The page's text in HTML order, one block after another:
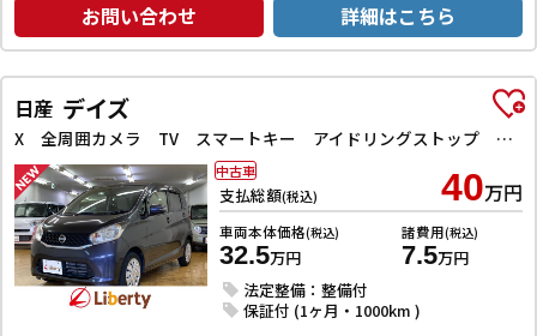
お問い合わせ 詳細はこちら
日産 デイズ
X 全周囲カメラ TV スマートキー アイドリングストップ 電動格納ミラー ベンチシート CVT 盗難防止システム ABS ミュージックプレイヤー接続可 衝突安全ボディ エアコン パワーステアリング
支払総額(税込) 40万円
車両本体価格(税込)
32.5万円
諸費用(税込)
7.5万円
法定整備：整備付
保証付 (1ヶ月・1000km )
中古車